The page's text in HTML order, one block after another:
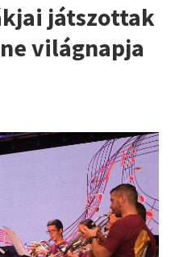
játszottak
világnapja